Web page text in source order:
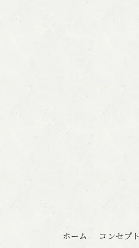
ホーム コンセプト